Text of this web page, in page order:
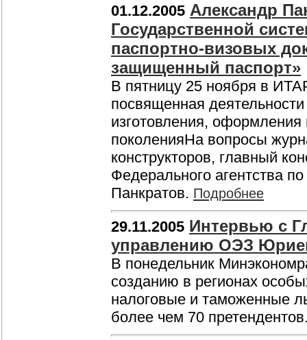
01.12.2005 Александр
Государственной
паспортно-визовых
защищенный паспорт»
В пятницу 25 ноября в
посвященная
изготовления, оформления
поколенияНа вопросы
конструкторов, главный
Федерального агентства
Панкратов. Подробнее
29.11.2005 Интервью с
управлению ОЭЗ
В понедельник
созданию в регионах
налоговые и таможенные
более чем 70